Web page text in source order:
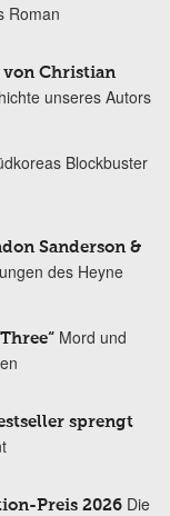
Roman
von Christian
unseres Autors
Blockbuster
Sanderson &
des Heyne
Mord und
sprengt
Preis 2026 Die